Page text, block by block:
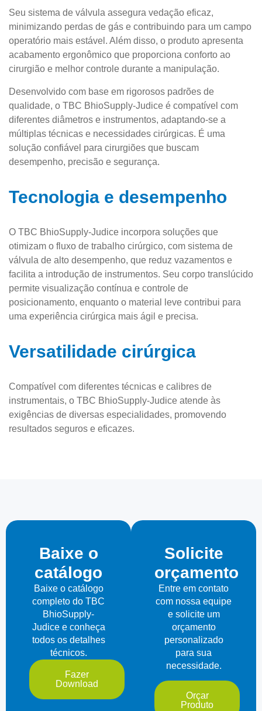
Seu sistema de válvula assegura vedação eficaz,
minimizando perdas de gás e contribuindo para um campo
operatório mais estável. Além disso, o produto apresenta
acabamento ergonômico que proporciona conforto ao
cirurgião e melhor controle durante a manipulação.
Desenvolvido com base em rigorosos padrões de
qualidade, o TBC BhioSupply-Judice é compatível com
diferentes diâmetros e instrumentos, adaptando-se a
múltiplas técnicas e necessidades cirúrgicas. É uma
solução confiável para cirurgiões que buscam
desempenho, precisão e segurança.
Tecnologia e desempenho
O TBC BhioSupply-Judice incorpora soluções que
otimizam o fluxo de trabalho cirúrgico, com sistema de
válvula de alto desempenho, que reduz vazamentos e
facilita a introdução de instrumentos. Seu corpo translúcido
permite visualização contínua e controle de
posicionamento, enquanto o material leve contribui para
uma experiência cirúrgica mais ágil e precisa.
Versatilidade cirúrgica
Compatível com diferentes técnicas e calibres de
instrumentais, o TBC BhioSupply-Judice atende às
exigências de diversas especialidades, promovendo
resultados seguros e eficazes.
Baixe o
catálogo
Baixe o catálogo
completo do TBC
BhioSupply-
Judice e conheça
todos os detalhes
técnicos.
Fazer
Download
Solicite
orçamento
Entre em contato
com nossa equipe
e solicite um
orçamento
personalizado
para sua
necessidade.
Orçar
Produto